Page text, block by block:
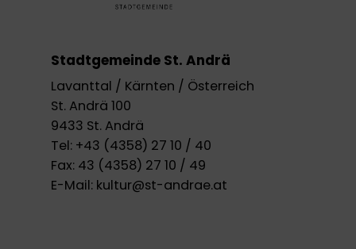
Stadtgemeinde St. Andrä
Lavanttal / Kärnten / Österreich
St. Andrä 100
9433 St. Andrä
Tel: +43 (4358) 27 10 / 40
Fax: 43 (4358) 27 10 / 49
E-Mail: kultur@st-andrae.at